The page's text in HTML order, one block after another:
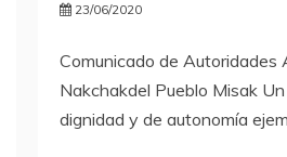
23/06/2020
Comunicado de Autoridades
Nakchakdel Pueblo Misak
dignidad y de autonomía